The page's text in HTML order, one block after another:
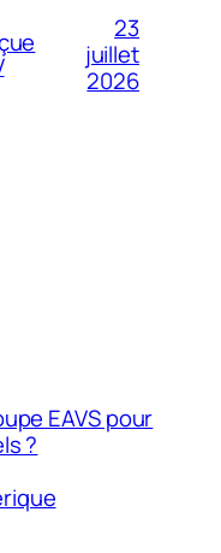
23
juillet
2026
EAVS pour
?